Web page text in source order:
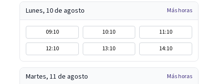
Lunes, 10 de agosto Más horas
09:10 10:10
11:10
12:10
13:10 14:10
Martes, 11 de agosto Más horas